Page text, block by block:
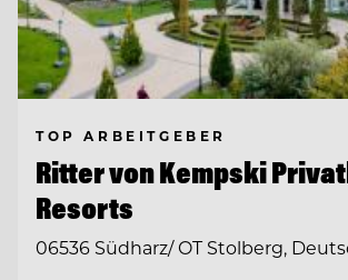
TOP ARBEITGEBER
Ritter von Kempski
Resorts
06536 Südharz/ OT Stolberg,